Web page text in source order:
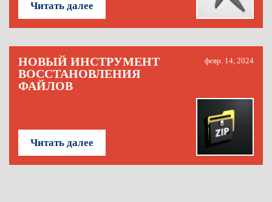
Читать далее
НОВЫЙ ИНСТРУМЕНТ
ВОССТАНОВЛЕНИЯ
ФАЙЛОВ
февр. 14, 2024
Читать далее